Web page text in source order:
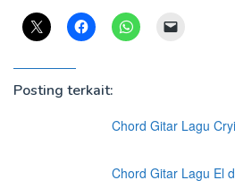
Posting terkait:
Chord Gitar Lagu
Chord Gitar Lagu El